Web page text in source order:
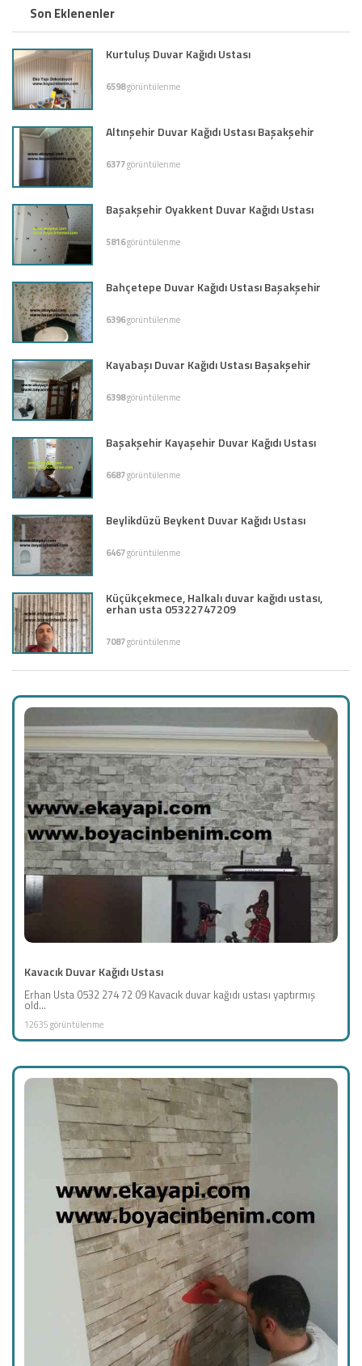
Son Eklenenler
Kurtuluş Duvar Kağıdı Ustası
6598görüntülenme
Altınşehir Duvar Kağıdı Ustası Başakşehir
6377görüntülenme
Başakşehir Oyakkent Duvar Kağıdı Ustası
5816görüntülenme
Bahçetepe Duvar Kağıdı Ustası Başakşehir
6396görüntülenme
Kayabaşı Duvar Kağıdı Ustası Başakşehir
6398görüntülenme
Başakşehir Kayaşehir Duvar Kağıdı Ustası
6687görüntülenme
Beylikdüzü Beykent Duvar Kağıdı Ustası
6467görüntülenme
Küçükçekmece, Halkalı duvar kağıdı ustası,
erhan usta 05322747209
7087görüntülenme
Kavacık Duvar Kağıdı Ustası
Erhan Usta 0532 274 72 09 Kavacık duvar kağıdı ustası yaptırmış
old...
12635 görüntülenme